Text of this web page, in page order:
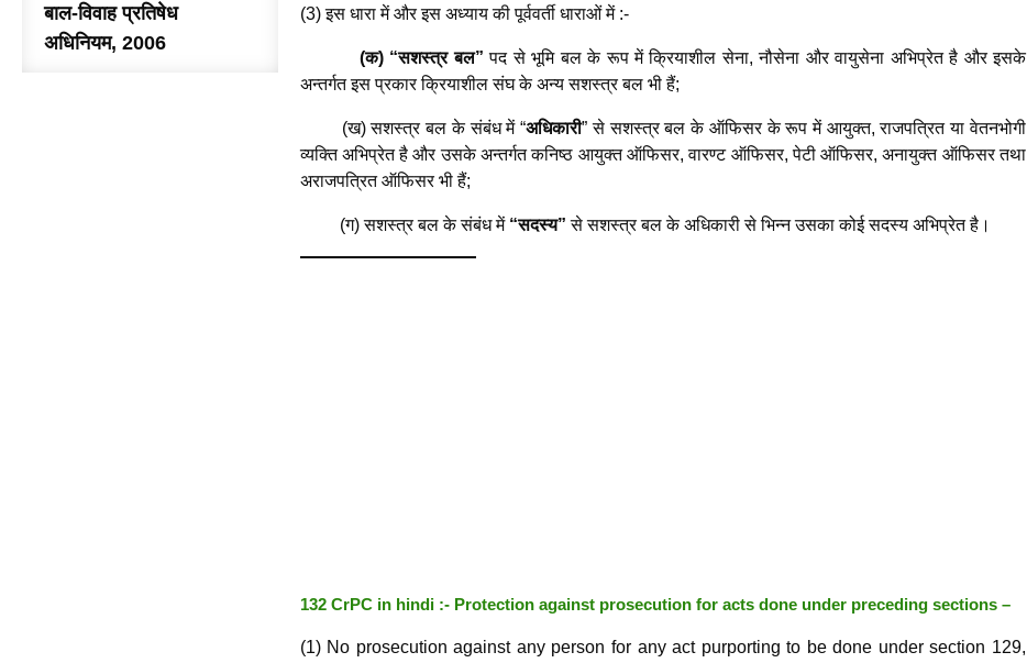
बाल-विवाह प्रतिषेध
अधिनियम, 2006
(3) इस धारा में और इस अध्याय की पूर्ववर्ती धाराओं में :-
(क) “सशस्त्र बल” पद से भूमि बल के रूप में क्रियाशील सेना, नौसेना और वायुसेना अभिप्रेत है और इसके
अन्तर्गत इस प्रकार क्रियाशील संघ के अन्य सशस्त्र बल भी हैं;
(ख) सशस्त्र बल के संबंध में “अधिकारी” से सशस्त्र बल के ऑफिसर के रूप में आयुक्त, राजपत्रित या वेतनभोगी
व्यक्ति अभिप्रेत है और उसके अन्तर्गत कनिष्ठ आयुक्त ऑफिसर, वारण्ट ऑफिसर, पेटी ऑफिसर, अनायुक्त ऑफिसर तथा
अराजपत्रित ऑफिसर भी हैं;
(ग) सशस्त्र बल के संबंध में “सदस्य” से सशस्त्र बल के अधिकारी से भिन्न उसका कोई सदस्य अभिप्रेत है।
132 CrPC in hindi :- Protection against prosecution for acts done under preceding sections –
(1) No prosecution against any person for any act purporting to be done under section 129,